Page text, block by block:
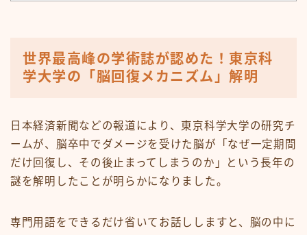
世界最高峰の学術誌が認めた！東京科
学大学の「脳回復メカニズム」解明
日本経済新聞などの報道により、東京科学大学の研究チ
ームが、脳卒中でダメージを受けた脳が「なぜ一定期間
だけ回復し、その後止まってしまうのか」という長年の
謎を解明したことが明らかになりました。
専門用語をできるだけ省いてお話ししますと、脳の中に